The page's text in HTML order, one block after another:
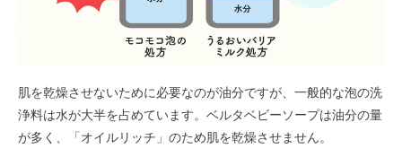
肌を乾燥させないために必要なのが油分ですが、一般的な泡の洗
浄料は水が大半を占めています。ベルタベビーソープは油分の量
が多く、「オイルリッチ」のため肌を乾燥させません。